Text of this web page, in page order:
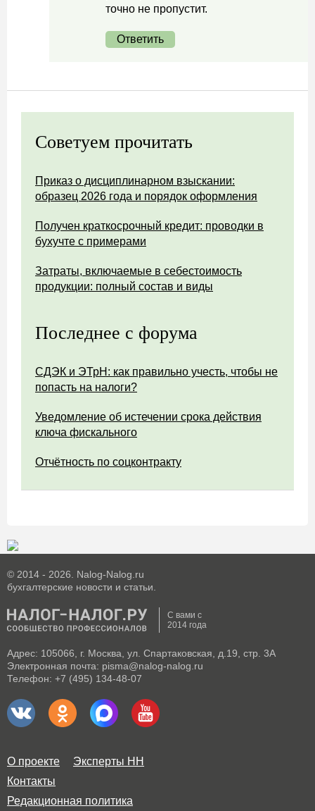
точно не пропустит.
Ответить
Советуем прочитать
Приказ о дисциплинарном взыскании:
образец 2026 года и порядок оформления
Получен краткосрочный кредит: проводки в
бухучте с примерами
Затраты, включаемые в себестоимость
продукции: полный состав и виды
Последнее с форума
СДЭК и ЭТрН: как правильно учесть, чтобы не
попасть на налоги?
Уведомление об истечении срока действия
ключа фискального
Отчётность по соцконтракту
© 2014 - 2026. Nalog-Nalog.ru
бухгалтерские новости и статьи.
С вами с
2014 года
Адрес: 105066, г. Москва, ул. Спартаковская, д.19, стр. 3А
Электронная почта: pisma@nalog-nalog.ru
Телефон: +7 (495) 134-48-07
О проекте
Эксперты НН
Контакты
Редакционная политика